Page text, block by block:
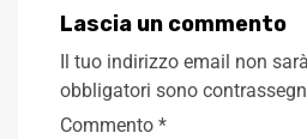
Lascia un commento
Il tuo indirizzo email non
obbligatori sono
Commento *